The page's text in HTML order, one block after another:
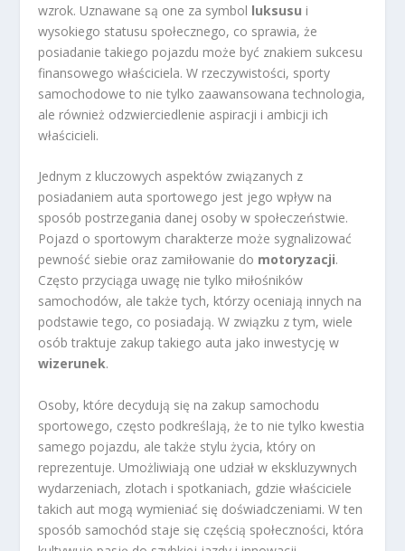
wzrok. Uznawane są one za symbol luksusu i
wysokiego statusu społecznego, co sprawia, że
posiadanie takiego pojazdu może być znakiem sukcesu
finansowego właściciela. W rzeczywistości, sporty
samochodowe to nie tylko zaawansowana technologia,
ale również odzwierciedlenie aspiracji i ambicji ich
właścicieli.
Jednym z kluczowych aspektów związanych z
posiadaniem auta sportowego jest jego wpływ na
sposób postrzegania danej osoby w społeczeństwie.
Pojazd o sportowym charakterze może sygnalizować
pewność siebie oraz zamiłowanie do motoryzacji.
Często przyciąga uwagę nie tylko miłośników
samochodów, ale także tych, którzy oceniają innych na
podstawie tego, co posiadają. W związku z tym, wiele
osób traktuje zakup takiego auta jako inwestycję w
wizerunek.
Osoby, które decydują się na zakup samochodu
sportowego, często podkreślają, że to nie tylko kwestia
samego pojazdu, ale także stylu życia, który on
reprezentuje. Umożliwiają one udział w ekskluzywnych
wydarzeniach, zlotach i spotkaniach, gdzie właściciele
takich aut mogą wymieniać się doświadczeniami. W ten
sposób samochód staje się częścią społeczności, która